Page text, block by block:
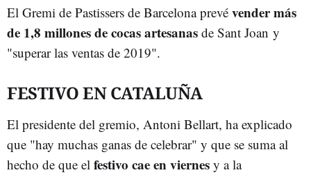
El Gremi de Pastissers de Barcelona prevé vender más
de 1,8 millones de cocas artesanas de Sant Joan y
"superar las ventas de 2019".
FESTIVO EN CATALUÑA
El presidente del gremio, Antoni Bellart, ha explicado
que "hay muchas ganas de celebrar" y que se suma al
hecho de que el festivo cae en viernes y a la